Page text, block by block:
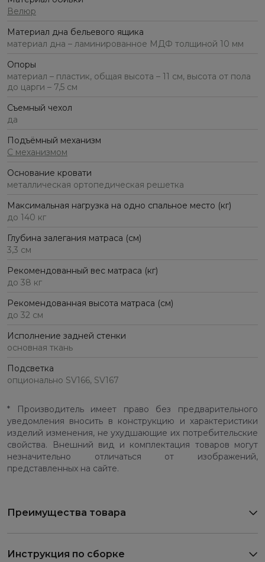
Велюр
Материал дна бельевого ящика
материал дна – ламинированное МДФ толщиной 10 мм
Опоры
материал – пластик, общая высота – 11 см, высота от пола
до царги – 7,5 см
Съемный чехол
да
Подъёмный механизм
С механизмом
Основание кровати
металлическая ортопедическая решетка
Максимальная нагрузка на одно спальное место (кг)
до 140 кг
Глубина залегания матраса (см)
3,3 см
Рекомендованный вес матраса (кг)
до 38 кг
Рекомендованная высота матраса (см)
до 32 см
Исполнение задней стенки
основная ткань
Подсветка
опционально SV166, SV167
* Производитель имеет право без предварительного
уведомления вносить в конструкцию и характеристики
изделий изменения, не ухудшающие их потребительские
свойства. Внешний вид и комплектация товаров могут
незначительно отличаться от изображений,
представленных на сайте.
Преимущества товара
Инструкция по сборке